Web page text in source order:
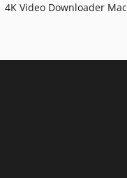
4K Video Downloader Mac